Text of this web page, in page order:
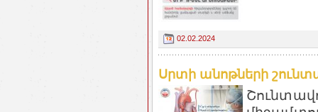
02.02.2024
Սրտի անոթների